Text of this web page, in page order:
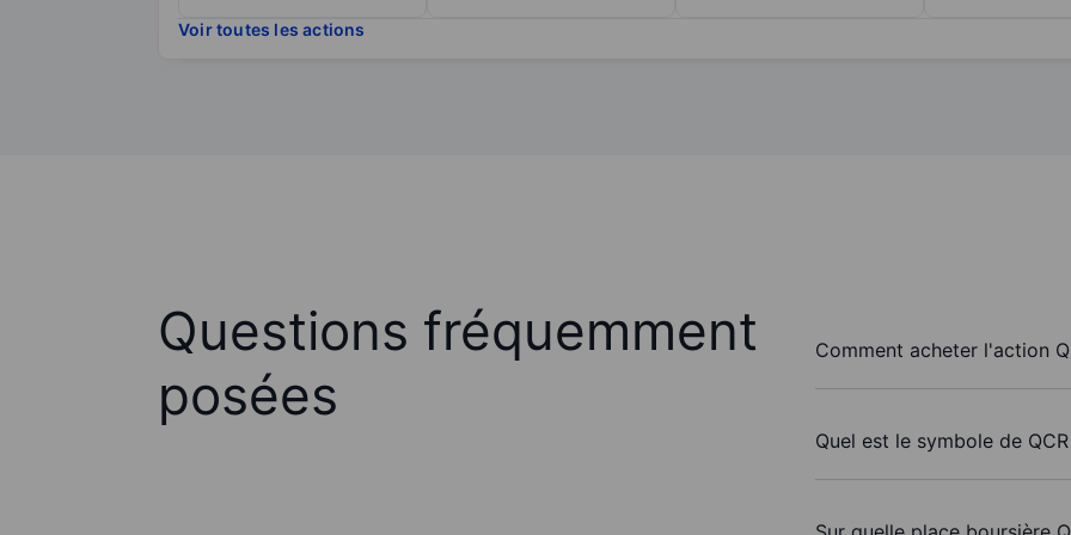
Voir toutes les actions
Questions fréquemment
posées
Comment acheter l'action
Quel est le symbole de